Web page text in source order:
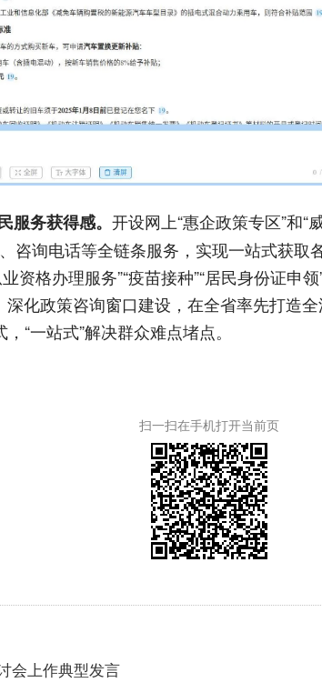
服务获得感。 开设网上“惠企政策专区”和
咨询电话等全链条服务，实现一站式获取
资格办理服务”“疫苗接种”“居民身份证
化政策咨询窗口建设，在全省率先打造
“一站式”解决群众难点堵点。
扫一扫在手机打开当前页
会上作典型发言